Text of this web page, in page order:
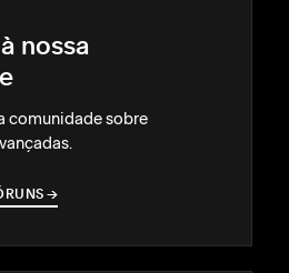
nossa
comunidade sobre
→
→